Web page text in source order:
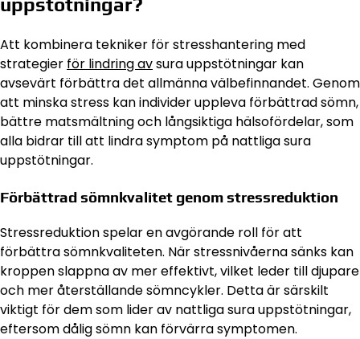
uppstötningar?
Att kombinera tekniker för stresshantering med
strategier för lindring avsura uppstötningar kan
avsevärt förbättra det allmänna välbefinnandet. Genom
att minska stress kan individer uppleva förbättrad sömn,
bättre matsmältning och långsiktiga hälsofördelar, som
alla bidrar till att lindra symptom på nattliga sura
uppstötningar.
Förbättrad sömnkvalitet genom stressreduktion
Stressreduktion spelar en avgörande roll för att
förbättra sömnkvaliteten. När stressnivåerna sänks kan
kroppen slappna av mer effektivt, vilket leder till djupare
och mer återställande sömncykler. Detta är särskilt
viktigt för dem som lider av nattliga sura uppstötningar,
eftersom dålig sömn kan förvärra symptomen.